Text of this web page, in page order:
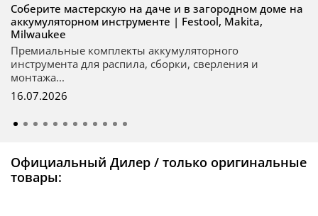
Соберите мастерскую на даче и в загородном доме на
аккумуляторном инструменте | Festool, Makita,
Milwaukee
Премиальные комплекты аккумуляторного
инструмента для распила, сборки, сверления и
монтажа...
16.07.2026
Официальный Дилер / только оригинальные
товары: